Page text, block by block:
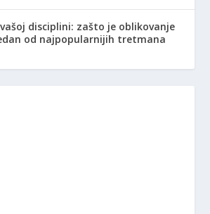
disciplini: zašto je oblikovanje
od najpopularnijih tretmana